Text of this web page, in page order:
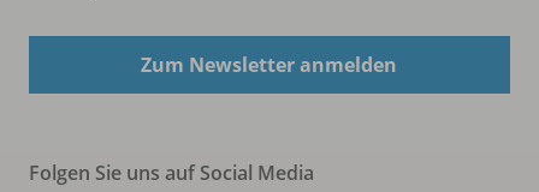
Zum Newsletter anmelden
Folgen Sie uns auf Social Media